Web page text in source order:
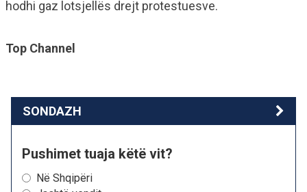
hodhi gaz lotsjellës drejt protestuesve.
Top Channel
SONDAZH
Pushimet tuaja këtë vit?
Në Shqipëri